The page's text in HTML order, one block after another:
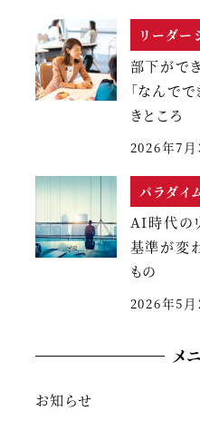
リーダー
部下がで
「なんで
きところ
2026年7月
パラダイ
AI時代の
基準が変
もの
2026年5月
メ
お知らせ